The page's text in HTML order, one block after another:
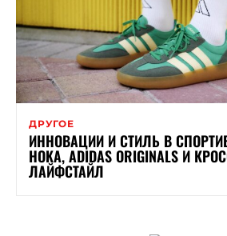
ДРУГОЕ
ИННОВАЦИИ И СТИЛЬ В
HOKA, ADIDAS ORIGINALS И
ЛАЙФСТАЙЛ